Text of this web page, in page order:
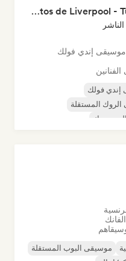
Os Garotos de Liverpool - Tudo Sobre Música
موسيقى إندي فولك
إندي فولك
المستقلة
روك
موسيقى البوب المستقلة